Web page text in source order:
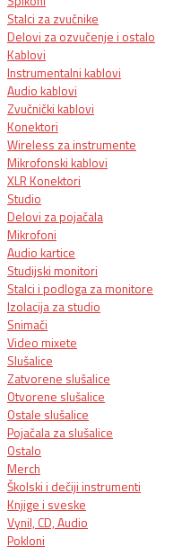
Stalci za zvučnike
Delovi za ozvučenje i ostalo
Kablovi
Instrumentalni kablovi
Audio kablovi
Zvučnički kablovi
Konektori
Wireless za instrumente
Mikrofonski kablovi
XLR Konektori
Studio
Delovi za pojačala
Mikrofoni
Audio kartice
Studijski monitori
Stalci i podloga za monitore
Izolacija za studio
Snimači
Video mixete
Slušalice
Zatvorene slušalice
Otvorene slušalice
Ostale slušalice
Pojačala za slušalice
Ostalo
Merch
Školski i dečiji instrumenti
Knjige i sveske
Vynil, CD, Audio
Pokloni